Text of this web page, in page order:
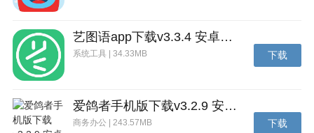
3.分享转存页支持文件消费，云盘文件查阅更方便，快
来试试吧~
艺图语app下载v3.3.4 安卓免费版
系统工具 | 34.33MB 下载
爱鸽者手机版下载v3.2.9 安卓版
商务办公 | 243.57MB 下载